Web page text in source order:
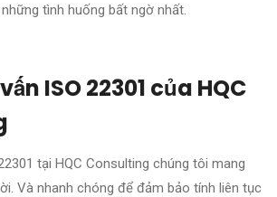
tình huống bất ngờ nhất.
ISO 22301 của HQC
tại HQC Consulting chúng tôi mang
Và nhanh chóng để đảm bảo tính liên tục